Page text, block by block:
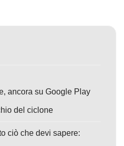
ancora su Google Play
del ciclone
ciò che devi sapere: